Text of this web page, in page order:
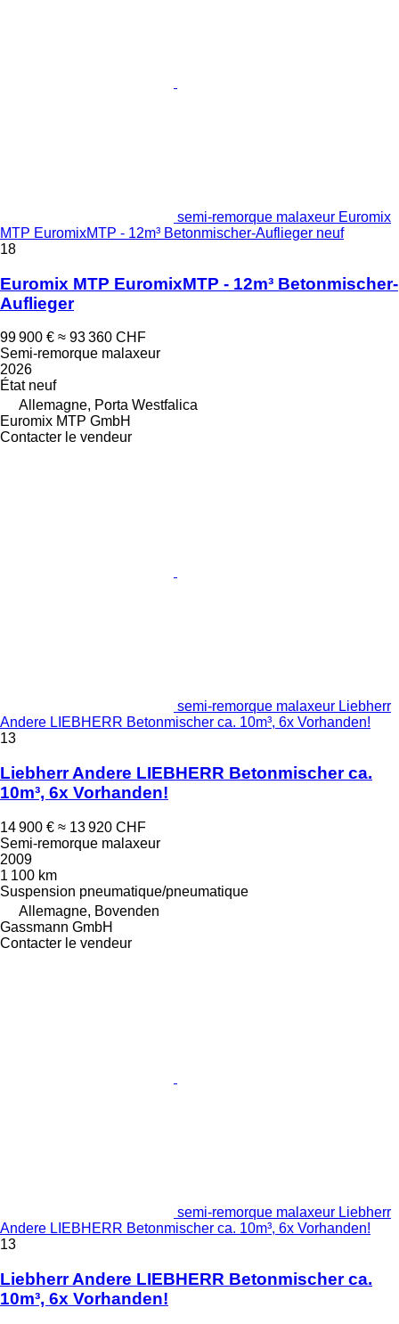
semi-remorque malaxeur Euromix
MTP EuromixMTP - 12m³ Betonmischer-Auflieger neuf
18
Euromix MTP EuromixMTP - 12m³ Betonmischer-
Auflieger
99 900 € ≈ 93 360 CHF
Semi-remorque malaxeur
2026
Étatneuf
Allemagne, Porta Westfalica
Euromix MTP GmbH
Contacter le vendeur
semi-remorque malaxeur Liebherr
Andere LIEBHERR Betonmischer ca. 10m³, 6x Vorhanden!
13
Liebherr Andere LIEBHERR Betonmischer ca.
10m³, 6x Vorhanden!
14 900 € ≈ 13 920 CHF
Semi-remorque malaxeur
2009
1 100 km
Suspension pneumatique/pneumatique
Allemagne, Bovenden
Gassmann GmbH
Contacter le vendeur
semi-remorque malaxeur Liebherr
Andere LIEBHERR Betonmischer ca. 10m³, 6x Vorhanden!
13
Liebherr Andere LIEBHERR Betonmischer ca.
10m³, 6x Vorhanden!